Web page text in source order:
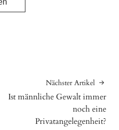
Nächster Artikel
Ist männliche Gewalt immer
noch eine
Privatangelegenheit?